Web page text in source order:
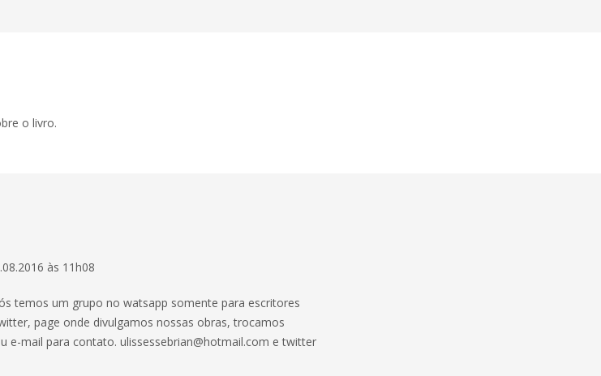
o livro.
às 11h08
temos um grupo no watsapp somente para escritores
page onde divulgamos nossas obras, trocamos
e-mail para contato. ulissessebrian@hotmail.com e twitter